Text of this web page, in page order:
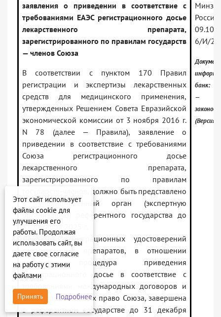
заявления о приведении в соответствие с
требованиями ЕАЭС регистрационного досье
лекарственного препарата,
зарегистрированного по правилам государств
— членов Союза
В соответствии с пунктом 170 Правил
регистрации и экспертизы лекарственных
средств для медицинского применения,
утвержденных Решением Совета Евразийской
экономической комиссии от 3 ноября 2016 г.
N 78 (далее — Правила), заявление о
приведении в соответствие с требованиями
Союза регистрационного досье
лекарственного препарата,
зарегистрированного по правилам
государств-членов, должно быть представлено
в уполномоченный орган (экспертную
организацию) референтного государства до
31 декабря 2025 г.
Действие регистрационных удостоверений
лекарственных препаратов, в отношении
которых процедура приведения
регистрационного досье в соответствие с
требованиями международных договоров и
актов, составляющих право Союза, завершена
в референтном государстве до 31 декабря
6/И/2-
банк:
—
(Версия
Этот сайт использует
файлы cookie для
улучшения его
работы. Продолжая
использовать сайт, вы
даете свое согласие
на работу с этими
файлами
Принять Подробнее